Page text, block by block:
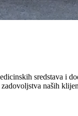
sredstava i
naših